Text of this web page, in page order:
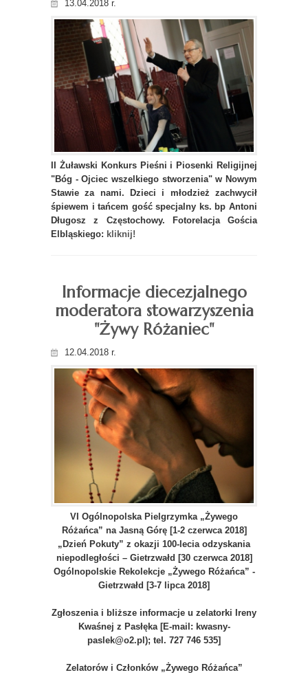
13.04.2018 r.
II Żuławski Konkurs Pieśni i Piosenki Religijnej
"Bóg - Ojciec wszelkiego stworzenia" w Nowym
Stawie za nami. Dzieci i młodzież zachwycił
śpiewem i tańcem gość specjalny ks. bp Antoni
Długosz z Częstochowy. Fotorelacja Gościa
Elbląskiego: kliknij!
Informacje diecezjalnego
moderatora stowarzyszenia
"Żywy Różaniec"
12.04.2018 r.
VI Ogólnopolska Pielgrzymka „Żywego
Różańca” na Jasną Górę [1-2 czerwca 2018]
„Dzień Pokuty” z okazji 100-lecia odzyskania
niepodległości – Gietrzwałd [30 czerwca 2018]
Ogólnopolskie Rekolekcje „Żywego Różańca” -
Gietrzwałd [3-7 lipca 2018]
Zgłoszenia i bliższe informacje u zelatorki Ireny
Kwaśnej z Pasłęka [E-mail: kwasny-
paslek@o2.pl); tel. 727 746 535]
Zelatorów i Członków „Żywego Różańca”